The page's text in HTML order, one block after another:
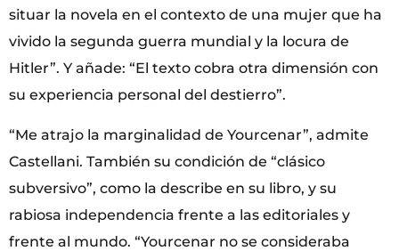
situar la novela en el contexto de una mujer que ha
vivido la segunda guerra mundial y la locura de
Hitler”. Y añade: “El texto cobra otra dimensión con
su experiencia personal del destierro”.
“Me atrajo la marginalidad de Yourcenar”, admite
Castellani. También su condición de “clásico
subversivo”, como la describe en su libro, y su
rabiosa independencia frente a las editoriales y
frente al mundo. “Yourcenar no se consideraba